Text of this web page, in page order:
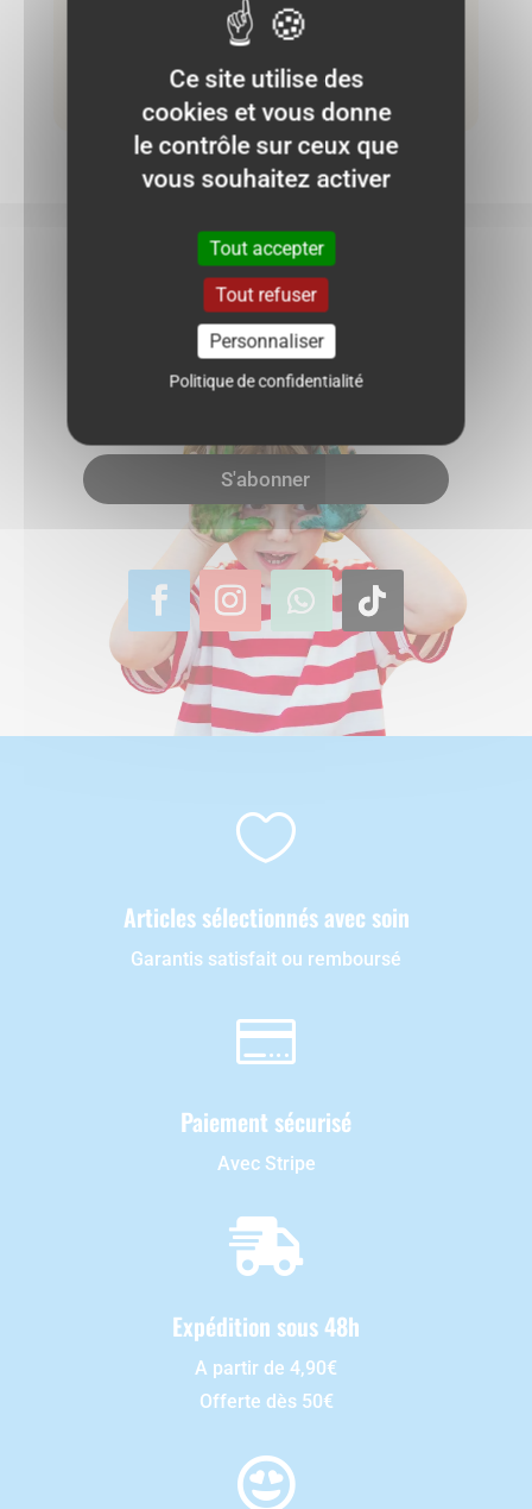
6.00€
Ajouter au panier
NE RATEZ PLUS AUCUNE BONNE
AFFAIRE !
S'abonner

Articles sélectionnés avec soin
Garantis satisfait ou remboursé

Paiement sécurisé
Avec Stripe

Expédition sous 48h
A partir de 4,90€
Offerte dès 50€

Ce site utilise des
cookies et vous donne
le contrôle sur ceux que
vous souhaitez activer
Tout accepter
Tout refuser
Personnaliser
Politique de confidentialité